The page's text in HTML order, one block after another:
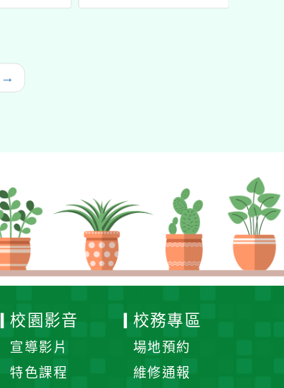
→
校園影音
宣導影片
特色課程
校務專區
場地預約
維修通報